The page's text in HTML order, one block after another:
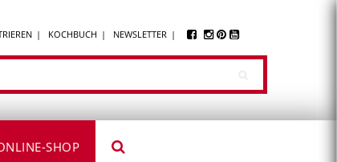
KOCHBUCH NEWSLETTER
SHOP